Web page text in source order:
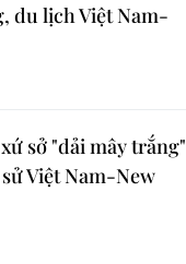
du lịch Việt Nam-
sở "dải mây trắng"
Việt Nam-New